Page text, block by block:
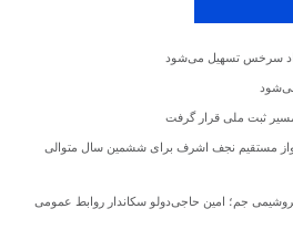
سرخس تسهیل می‌شود
مستقیم نجف اشرف برای ششمین سال متوالی
جم؛ امین حاجی‌دولو سکاندار روابط عمومی